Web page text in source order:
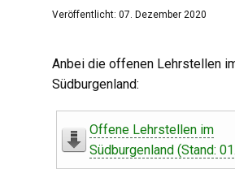
Veröffentlicht: 07. Dezember 2020
Anbei die offenen Lehrstellen
Südburgenland:
Offene Lehrstellen im
Südburgenland (Stand: